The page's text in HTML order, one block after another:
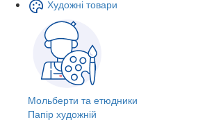
Художні товари
Мольберти та етюдники
Папір художній